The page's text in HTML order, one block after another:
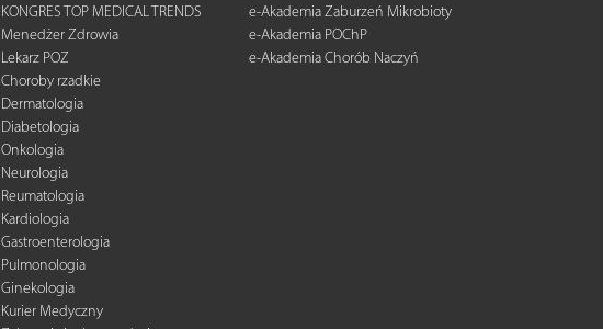
KONGRES TOP MEDICAL TRENDS
Menedżer Zdrowia
Lekarz POZ
Choroby rzadkie
Dermatologia
Diabetologia
Onkologia
Neurologia
Reumatologia
Kardiologia
Gastroenterologia
Pulmonologia
Ginekologia
Kurier Medyczny
e-Akademia Zaburzeń Mikrobioty
e-Akademia POChP
e-Akademia Chorób Naczyń